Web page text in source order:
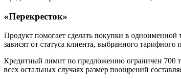
«Перекресток»
Продукт помогает сделать покупки в
зависят от статуса клиента, выбранного
Кредитный лимит по предложению ограничен 700
всех остальных случаях размер поощрений